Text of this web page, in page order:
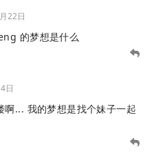
22日
的梦想是什么
日
啊... 我的梦想是找个妹子一起